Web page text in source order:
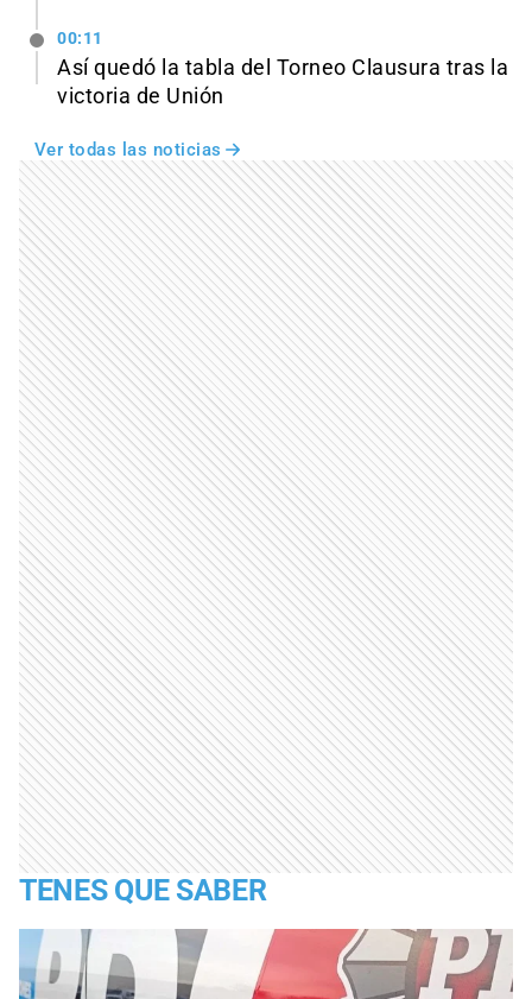
00:11
Así quedó la tabla del Torneo Clausura tras la
victoria de Unión
Ver todas las noticias
TENES QUE SABER